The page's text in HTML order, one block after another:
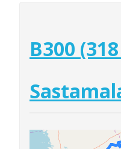
B300